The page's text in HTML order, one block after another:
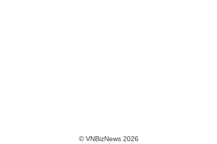
© VNBizNews 2026